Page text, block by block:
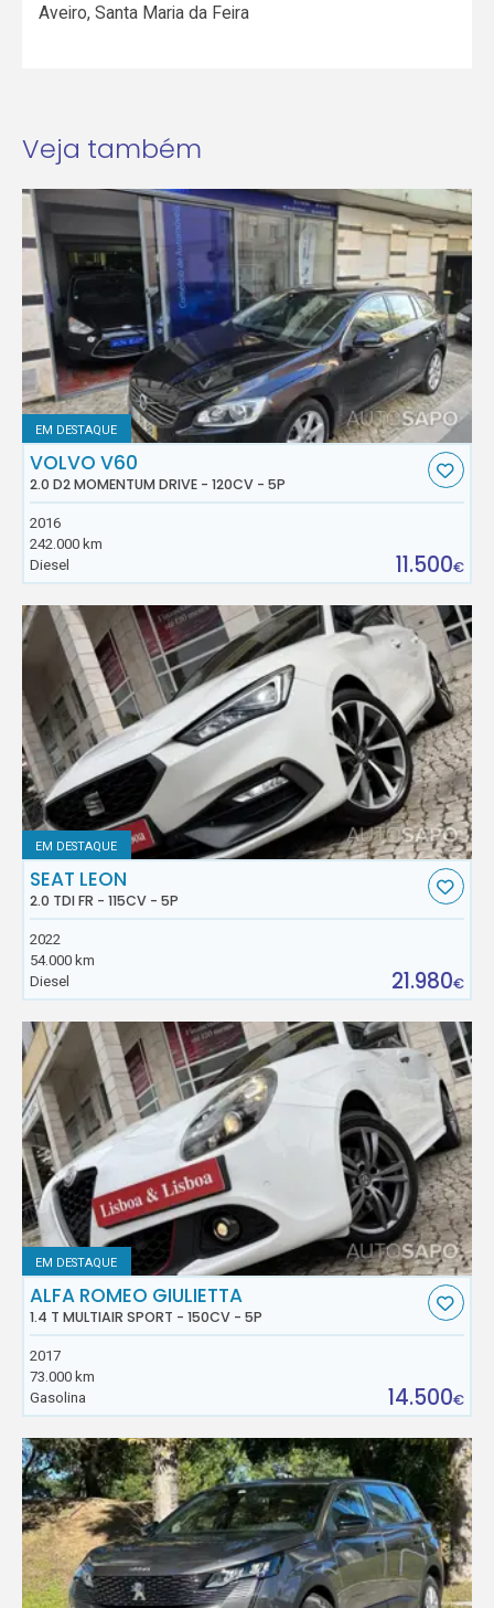
Aveiro,Santa Maria da Feira
Veja também
EM DESTAQUE
VOLVO V60
2.0 D2 MOMENTUM DRIVE - 120CV - 5P
2016
242.000 km
Diesel
11.500€
EM DESTAQUE
SEAT LEON
2.0 TDI FR - 115CV - 5P
2022
54.000 km
Diesel
21.980€
EM DESTAQUE
ALFA ROMEO GIULIETTA
1.4 T MULTIAIR SPORT - 150CV - 5P
2017
73.000 km
Gasolina
14.500€